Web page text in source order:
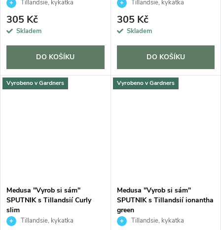
Tillandsie, kykatka
305 Kč
Skladem
DO KOŠÍKU
Tillandsie, kykatka
305 Kč
Skladem
DO KOŠÍKU
Vyrobeno v Gardners
Medusa "Vyrob si sám"
SPUTNIK s Tillandsií Curly
slim
Tillandsie, kykatka
Vyrobeno v Gardners
Medusa "Vyrob si sám"
SPUTNIK s Tillandsií ionantha
green
Tillandsie, kykatka